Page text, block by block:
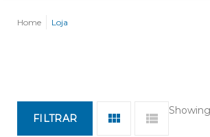
Home Loja
FILTRAR